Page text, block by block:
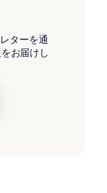
ターを通
お届けし